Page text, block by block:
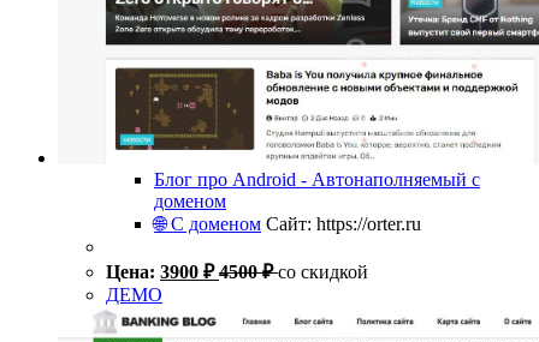
Блог про Android - Автонаполняемый с
доменом
🌐 С доменом Сайт: https://orter.ru
Цена: 3900 ₽ 4500₽ со скидкой
ДЕМО